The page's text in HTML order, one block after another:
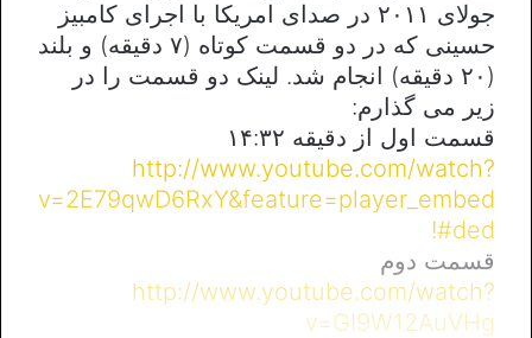
جولای ۲۰۱۱ در صدای امریکا با اجرای کامبیز
حسینی که در دو قسمت کوتاه (۷ دقیقه) و بلند
(۲۰ دقیقه) انجام شد. لینک دو قسمت را در
زیر می گذارم:
قسمت اول از دقیقه ۱۴:۳۲
http://www.youtube.com/watch?
v=2E79qwD6RxY&feature=player_embed
ded#!
قسمت دوم
http://www.youtube.com/watch?
v=GI9W12AuVHg